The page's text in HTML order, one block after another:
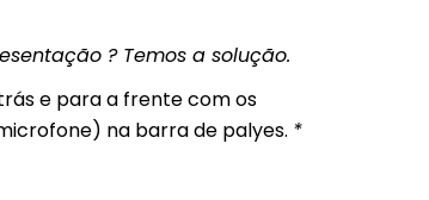
? Temos a solução.
e para a frente com os
na barra de palyes. *